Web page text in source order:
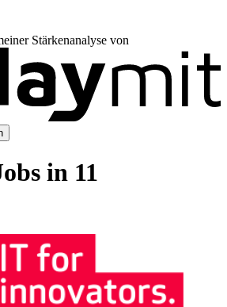
Stärkenanalyse von
in 11